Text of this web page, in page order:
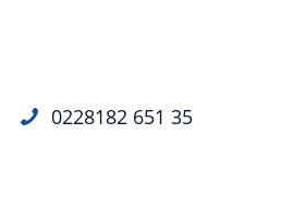
0228182 651 35